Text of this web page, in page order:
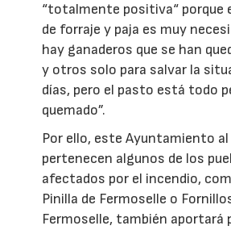
“totalmente positiva“ porque
de forraje y paja es muy
hay ganaderos que se han
y otros solo para salvar la
días, pero el pasto está todo
quemado”.
Por ello, este Ayuntamiento al
pertenecen algunos de los
afectados por el incendio,
Pinilla de Fermoselle o
Fermoselle, también aportará